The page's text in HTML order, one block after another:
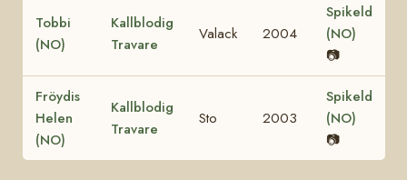
Tobbi
(NO)
Kallblodig
Travare
Valack 2004
Spikeld
(NO)
📷
Fröydis
Helen
(NO)
Kallblodig
Travare
Sto 2003
Spikeld
(NO)
📷